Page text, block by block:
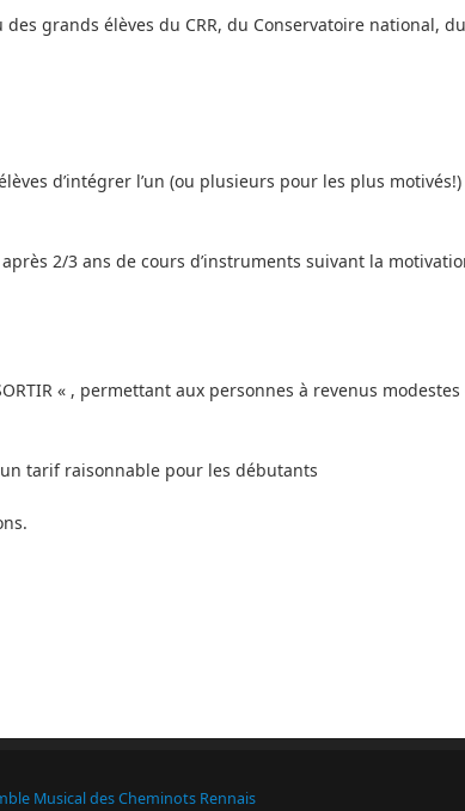
grands élèves du CRR, du Conservatoire national,
d’intégrer l’un (ou plusieurs pour les plus motivés!)
2/3 ans de cours d’instruments suivant la
« , permettant aux personnes à revenus
tarif raisonnable pour les débutants
Musical des Cheminots Rennais